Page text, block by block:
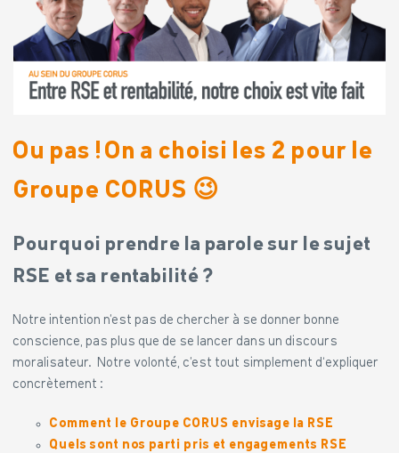
Ou pas ! On a choisi les 2 pour le
Groupe CORUS 😉
Pourquoi prendre la parole sur le sujet
RSE et sa rentabilité ?
Notre intention n’est pas de chercher à se donner bonne
conscience, pas plus que de se lancer dans un discours
moralisateur. Notre volonté, c’est tout simplement d‘expliquer
concrètement :
Comment le Groupe CORUS envisage la RSE
Quels sont nos parti pris et engagements RSE